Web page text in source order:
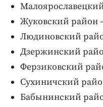
Жуковский район
Людиновский
Дзержинский
Ферзиковский
Сухиничский
Бабынинский